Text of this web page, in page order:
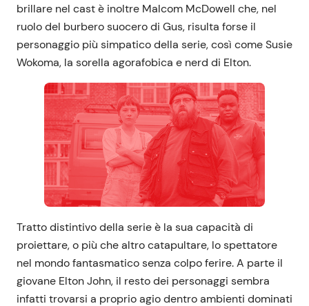
brillare nel cast è inoltre Malcom McDowell che, nel
ruolo del burbero suocero di Gus, risulta forse il
personaggio più simpatico della serie, così come Susie
Wokoma, la sorella agorafobica e nerd di Elton.
Tratto distintivo della serie è la sua capacità di
proiettare, o più che altro catapultare, lo spettatore
nel mondo fantasmatico senza colpo ferire. A parte il
giovane Elton John, il resto dei personaggi sembra
infatti trovarsi a proprio agio dentro ambienti dominati